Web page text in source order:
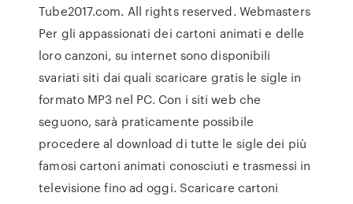
Tube2017.com. All rights reserved. Webmasters
Per gli appassionati dei cartoni animati e delle
loro canzoni, su internet sono disponibili
svariati siti dai quali scaricare gratis le sigle in
formato MP3 nel PC. Con i siti web che
seguono, sarà praticamente possibile
procedere al download di tutte le sigle dei più
famosi cartoni animati conosciuti e trasmessi in
televisione fino ad oggi. Scaricare cartoni